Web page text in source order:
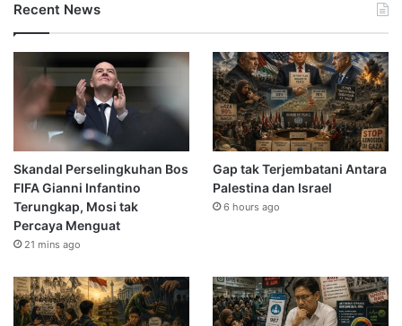
Recent News
Skandal Perselingkuhan Bos
FIFA Gianni Infantino
Terungkap, Mosi tak
Percaya Menguat
21 mins ago
Gap tak Terjembatani Antara
Palestina dan Israel
6 hours ago